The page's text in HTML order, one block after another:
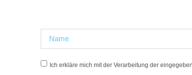
Ich erkläre mich mit der Verarbeitung der